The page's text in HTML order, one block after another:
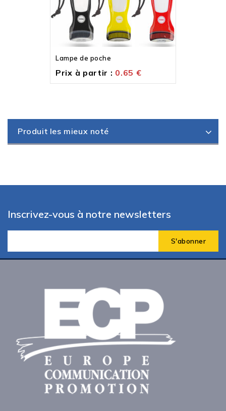
Lampe de poche
Prix à partir : 0.65 €
Produit les mieux noté
Inscrivez-vous à notre newsletters